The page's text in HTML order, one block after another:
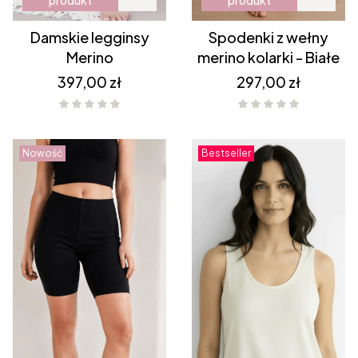
Damskie legginsy
Merino
Cena
397,00 zł
Spodenki z wełny
merino kolarki - Białe
Cena
297,00 zł
Nowość Bestseller